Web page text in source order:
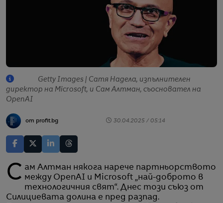
Getty Images | Сатя Надела, изпълнителен
директор на Microsoft, и Сам Алтман, съосновател на
OpenAI
от profit.bg 30.04.2025 / 05:14
Сам Aлтман някога нарече партньорството между OpenAI и Microsoft „най-доброто в
технологичния свят“. Днес този съюз от
Силициевата долина е пред разпад.